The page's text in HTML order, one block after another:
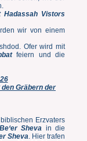
Hadassah Vistors
wir von einem
Ofer wird mit
feiern und die
Gräbern der
Erzvaters
Be‘er Sheva in die
Sheva. Hier trafen